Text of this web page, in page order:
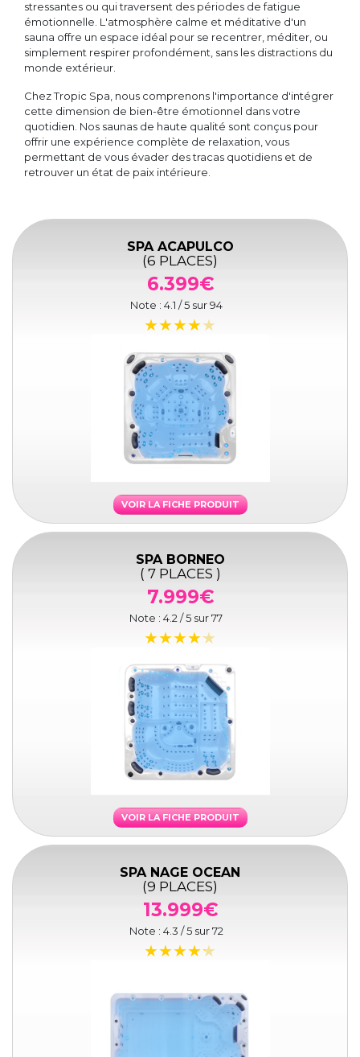
stressantes ou qui traversent des périodes de fatigue
émotionnelle. L'atmosphère calme et méditative d'un
sauna offre un espace idéal pour se recentrer, méditer, ou
simplement respirer profondément, sans les distractions du
monde extérieur.
Chez Tropic Spa, nous comprenons l'importance d'intégrer
cette dimension de bien-être émotionnel dans votre
quotidien. Nos saunas de haute qualité sont conçus pour
offrir une expérience complète de relaxation, vous
permettant de vous évader des tracas quotidiens et de
retrouver un état de paix intérieure.
SPA ACAPULCO
(6 PLACES)
6.399€
Note : 4.1 / 5 sur94
VOIR LA FICHE PRODUIT
SPA BORNEO
( 7 PLACES )
7.999€
Note : 4.2 / 5 sur77
VOIR LA FICHE PRODUIT
SPA NAGE OCEAN
(9 PLACES)
13.999€
Note : 4.3 / 5 sur72